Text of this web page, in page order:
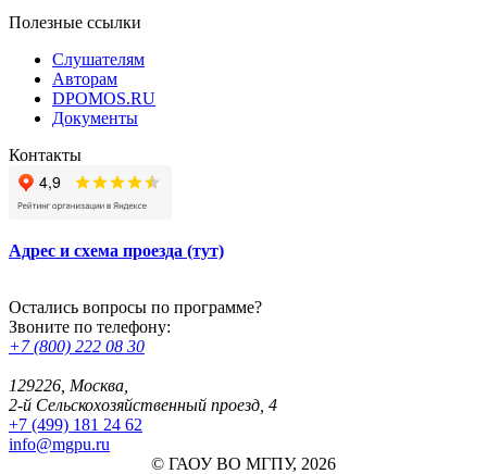
Полезные ссылки
Слушателям
Авторам
DPOMOS.RU
Документы
Контакты
Адрес и схема проезда (тут)
Остались вопросы по программе?
Звоните по телефону:
+7 (800) 222 08 30
129226, Москва,
2-й Сельскохозяйственный проезд, 4
+7 (499) 181 24 62
info@mgpu.ru
© ГАОУ ВО МГПУ, 2026